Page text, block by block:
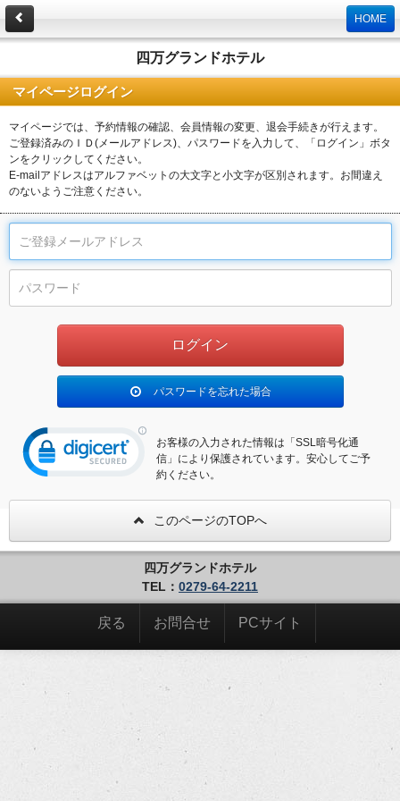
HOME
四万グランドホテル
マイページログイン
マイページでは、予約情報の確認、会員情報の変更、退会手続きが行えます。
ご登録済みのＩＤ(メールアドレス)、パスワードを入力して、「ログイン」ボタ
ンをクリックしてください。
E-mailアドレスはアルファベットの大文字と小文字が区別されます。お間違え
のないようご注意ください。
パスワードを忘れた場合
お客様の入力された情報は「SSL暗号化通
信」により保護されています。安心してご予
約ください。
このページのTOPへ
四万グランドホテル
TEL： 0279-64-2211
戻る お問合せ PCサイト